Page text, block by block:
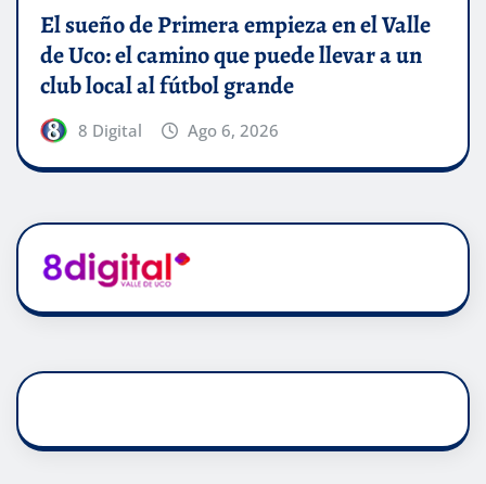
El sueño de Primera empieza en el Valle
de Uco: el camino que puede llevar a un
club local al fútbol grande
8 Digital Ago 6, 2026